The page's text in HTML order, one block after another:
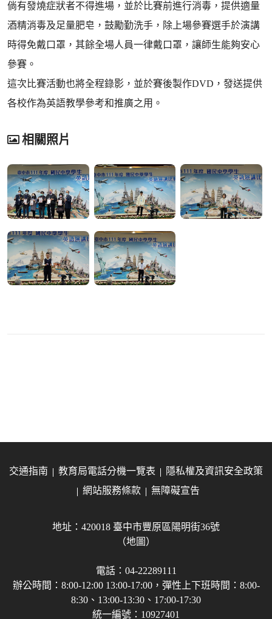
倘有發燒症狀者不得進場，並於比賽前進行消毒，提供適量
酒精消毒及足量肥皂，鼓勵勤洗手，除上場參賽選手於演講
時得免戴口罩，其餘全場人員一律戴口罩，讓師生能夠安心
參賽。
這次比賽活動也將全程錄影，並於賽後製作DVD，發送提供
各校作為英語教學參考和推廣之用。
相關照片
交通指南 教育局電話分機一覽表
隱私權及資訊安全政策
網站服務條款
無障礙宣告
地址：420018 臺中市豐原區陽明街36號
（地圖）
電話：04-22289111
辦公時間：8:00-12:00 13:00-17:00，彈性上下班時間：8:00-
8:30、13:00-13:30、17:00-17:30
統一編號：10927401